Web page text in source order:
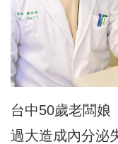
台中50歲老闆娘
過大造成內分泌